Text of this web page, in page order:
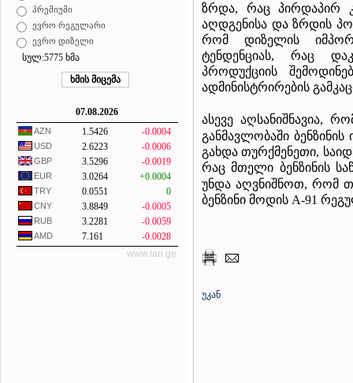
პრემიუმი
ევრო რეგულარი
ევრო დიზელი
სულ:5775 ხმა
07.08.2026
AZN 1.5426 -0.0004
USD 2.6223 -0.0006
GBP 3.5296 -0.0019
EUR 3.0264 +0.0004
TRY 0.0551 0
CNY 3.8849 -0.0005
RUB 3.2281 -0.0059
AMD 7.161
-0.0028
www.lari.ge
ზრდა, რაც პირდაპირ
აღდგენისა და ზრდის
რომ დიზელის
ტენდენციას, რაც
პროდუქციის
ადმინისტრირების
ასევე აღსანიშნავია,
განმავლობაში
გახდა თურქმენეთი,
რაც მთელი ბენზინის
უნდა აღვნიშნოთ, რომ
ბენზინი მოდის A-91
უკან